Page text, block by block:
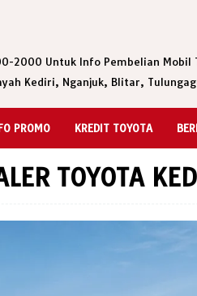
2000 Untuk Info Pembelian Mobil
Kediri, Nganjuk, Blitar,
PROMO KREDIT TOYOTA
TOYOTA